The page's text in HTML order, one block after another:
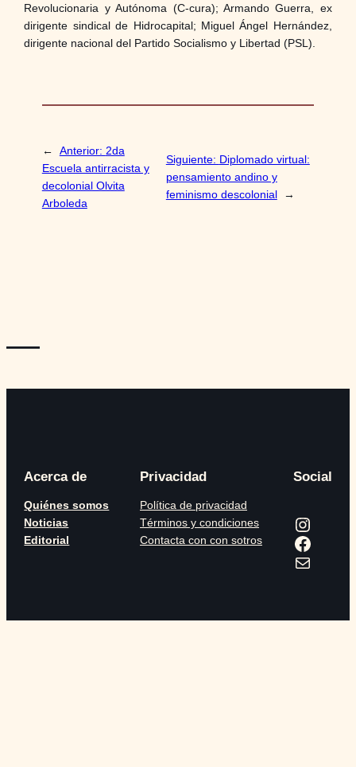
Revolucionaria y Autónoma (C-cura); Armando Guerra, ex
dirigente sindical de Hidrocapital; Miguel Ángel Hernández,
dirigente nacional del Partido Socialismo y Libertad (PSL).
← Anterior: 2da
Escuela antirracista y
decolonial Olvita
Arboleda
Siguiente: Diplomado virtual:
pensamiento andino y
feminismo descolonial
→
—
Acerca de
Quiénes somos
Noticias
Editorial
Privacidad
Política de privacidad
Términos y condiciones
Contacta con con sotros
Social
Instagram
Facebook
Correo electrónico